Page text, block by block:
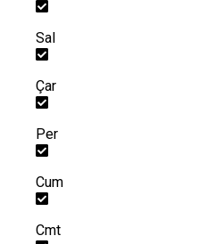
Sal
Çar
Per
Cum
Cmt